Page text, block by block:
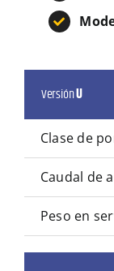
VersiónU
Clase de
Caudal de
Peso en